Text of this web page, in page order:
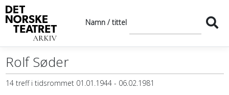
Namn / tittel
Rolf Søder
14 treff i tidsrommet 01.01.1944 - 06.02.1981